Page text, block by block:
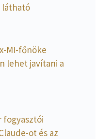
látható
MI-főnöke
lehet javítani a
fogyasztói
ot és az